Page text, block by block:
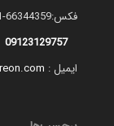
فکس:66344359-021
09123129757
ایمیل :